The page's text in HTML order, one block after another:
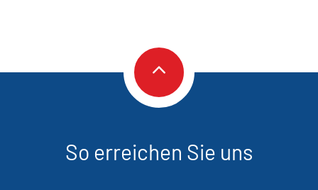
So erreichen Sie uns